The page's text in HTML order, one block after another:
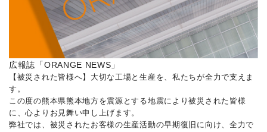
広報誌「ORANGE NEWS」
【被災された皆様へ】大切な工場と生産を、私たちが全力で支えま
す。
この度の熊本県熊本地方を震源とする地震により被災された皆様
に、心よりお見舞い申し上げます。
弊社では、被災されたお客様の生産活動の早期復旧に向け、全力で